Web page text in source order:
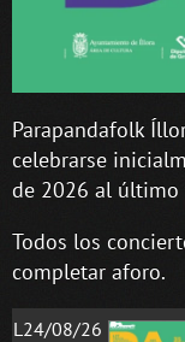
Parapandafolk
celebrarse
de 2026 al último
Todos los
completar aforo.
L24/08/26